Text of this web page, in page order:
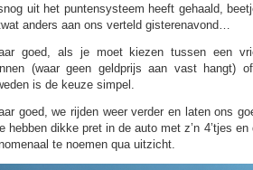
uit het puntensysteem heeft gehaald,
anders aan ons verteld gisterenavond…
goed, als je moet kiezen tussen een
(waar geen geldprijs aan vast hangt)
is de keuze simpel.
goed, we rijden weer verder en laten ons
hebben dikke pret in de auto met z’n 4’tjes
te noemen qua uitzicht.